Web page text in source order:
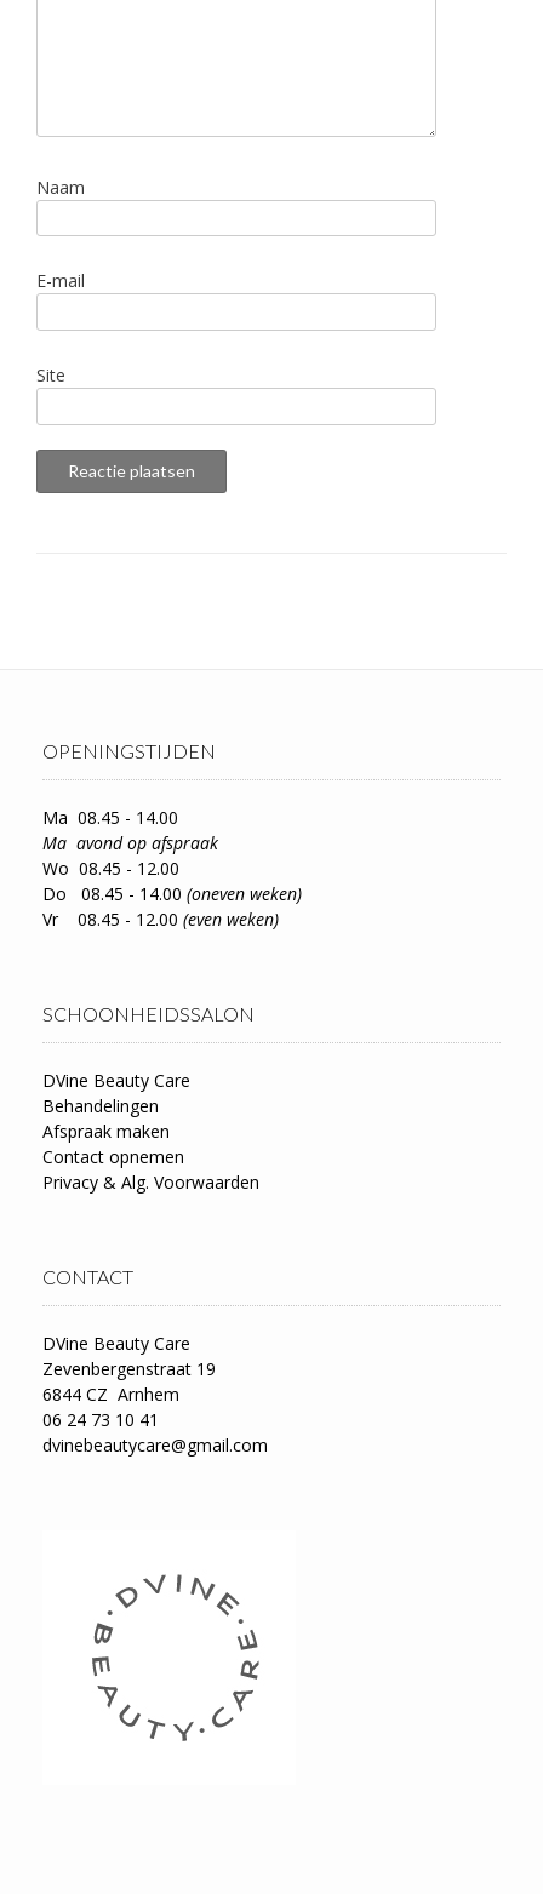
Naam
E-mail
Site
OPENINGSTIJDEN
Ma 08.45 - 14.00
Ma avond op afspraak
Wo 08.45 - 12.00
Do 08.45 - 14.00 (oneven weken)
Vr 08.45 - 12.00 (even weken)
SCHOONHEIDSSALON
DVine Beauty Care
Behandelingen
Afspraak maken
Contact opnemen
Privacy & Alg. Voorwaarden
CONTACT
DVine Beauty Care
Zevenbergenstraat 19
6844 CZ Arnhem
06 24 73 10 41
dvinebeautycare@gmail.com